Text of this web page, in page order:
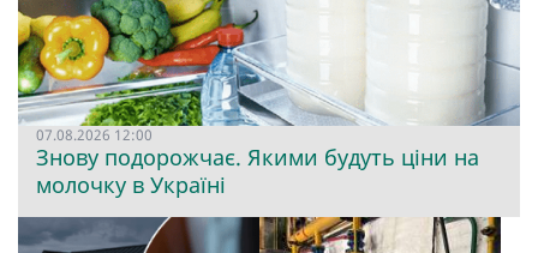
07.08.2026 12:00
Знову подорожчає. Якими будуть ціни на
молочку в Україні